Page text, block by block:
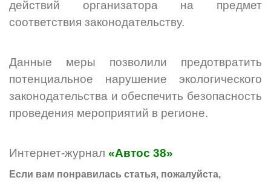
действий организатора на предмет
соответствия законодательству.
Данные меры позволили предотвратить
потенциальное нарушение экологического
законодательства и обеспечить безопасность
проведения мероприятий в регионе.
Интернет-журнал «Автос 38»
Если вам понравилась статья, пожалуйста,